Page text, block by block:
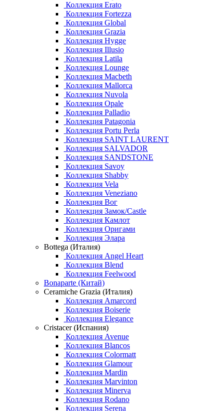
Коллекция Erato
Коллекция Fortezza
Коллекция Global
Коллекция Grazia
Коллекция Hygge
Коллекция Illusio
Коллекция Latila
Коллекция Lounge
Коллекция Macbeth
Коллекция Mallorca
Коллекция Nuvola
Коллекция Opale
Коллекция Palladio
Коллекция Patagonia
Коллекция Portu Perla
Коллекция SAINT LAURENT
Коллекция SALVADOR
Коллекция SANDSTONE
Коллекция Savoy
Коллекция Shabby
Коллекция Vela
Коллекция Veneziano
Коллекция Вог
Коллекция Замок/Castle
Коллекция Камлот
Коллекция Оригами
Коллекция Элара
Bottega (Италия)
Коллекция Angel Heart
Коллекция Blend
Коллекция Feelwood
Bonaparte (Китай)
Ceramiche Grazia (Италия)
Коллекция Amarcord
Коллекция Boiserie
Коллекция Elegance
Cristacer (Испания)
Коллекция Avenue
Коллекция Blancos
Коллекция Colormatt
Коллекция Glamour
Коллекция Mardin
Коллекция Marvinton
Коллекция Minerva
Коллекция Rodano
Коллекция Serena